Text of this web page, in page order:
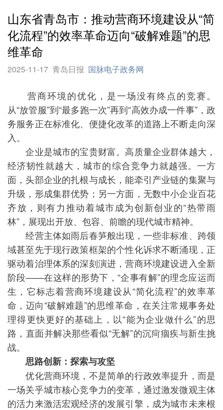
山东省青岛市：推动营商环境建设从“简
化流程”的效率革命迈向“破解难题”的思
维革命
2025-11-17 青岛日报 国脉电子政务网
营商环境的优化，是一场没有终点的竞赛。
从“放管服”到“最多跑一次”再到“高效办成一件事”，政
务服务正在标准化、便捷化改革的道路上不断走向深
入。
企业是城市的宝贵财富。高质量企业群体越大，
经济韧性就越大，城市的综合竞争力就越强。一方
面，头部企业的扎根与成长，能牵引产业链的集聚与
升级，形成集群优势；另一方面，无数中小企业百花
齐放，则有力推动着城市成为创新创业的“热带雨
林”，展现出开放、包容、前瞻的现代城市精神。
经营主体如雨后春笋般出现，一些非标准、跨领
域甚至先于现行政策框架的个性化诉求不断涌现，正
驱动着治理体系的深刻演进，营商环境建设进入全新
阶段——在这样的形势下，“企事有解”的理念应运而
生，它标志着营商环境建设从“简化流程”的效率革
命，迈向“破解难题”的思维革命，在关注常规事务处
理得更快更好的基础上，以“能为企业做什么”的思
路，直面并解决那些看似“无解”的沉疴痼疾与新生挑
战。
思路创新：探索与攻坚
优化营商环境，不是简单的行政效率提升，而是
一场关乎城市核心竞争力的变革，通过激发微观主体
的活力来激活宏观经济的发展引擎，成为城市未来根